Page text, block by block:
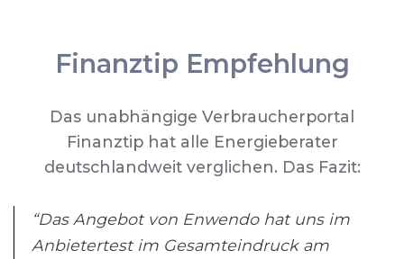
Finanztip Empfehlung
Das unabhängige Verbraucherportal
Finanztip hat alle Energieberater
deutschlandweit verglichen. Das Fazit:
“Das Angebot von Enwendo hat uns im
Anbietertest im Gesamteindruck am